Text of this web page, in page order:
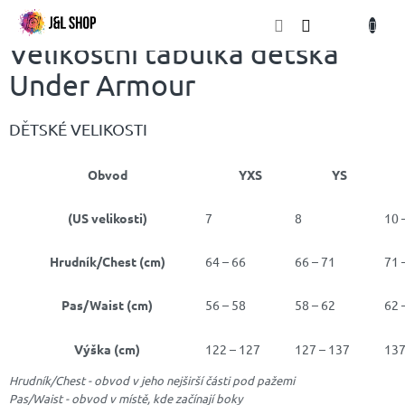
Přejít
obsah
Velikostní tabulka dětská
Under Armour
DĚTSKÉ VELIKOSTI
Obvod YXS YS
(US velikosti) 7 8 10
Hrudník/Chest (cm) 64 – 66 66 – 71 71
Pas/Waist (cm) 56 – 58 58 – 62 62
Výška (cm) 122 – 127 127 – 137
Hrudník/Chest - obvod v jeho nejširší části pod pažemi
Pas/Waist - obvod v místě, kde začínají boky